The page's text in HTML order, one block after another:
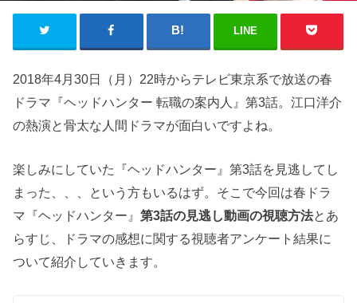
LINE
2018年4月30日（月）22時からテレビ東京系で放送の春
ドラマ『ヘッドハンター 転職の案内人』第3話。江口洋介
の熱演と骨太な人間ドラマが面白いですよね。
楽しみにしていた『ヘッドハンター』第3話を見逃してし
まった、、、という方もいるはず。そこで今回は春ドラ
マ『ヘッドハンター』第3話の見逃し動画の視聴方法とあ
らすじ、ドラマの感想に関する視聴者アンケート結果に
ついて紹介していきます。